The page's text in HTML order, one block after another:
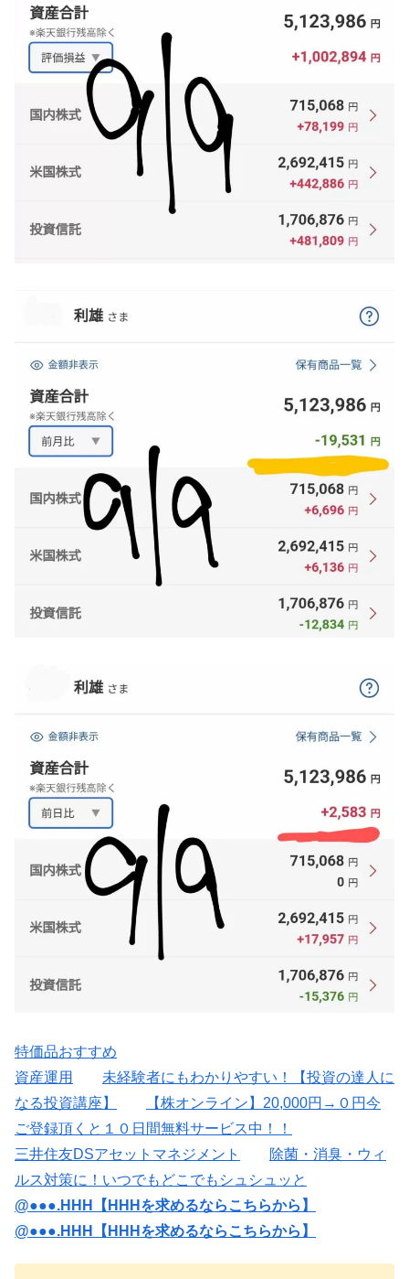
特価品おすすめ
資産運用
未経験者にもわかりやすい！【投資の達人に
なる投資講座】
【株オンライン】20,000円→０円今
ご登録頂くと１０日間無料サービス中！！
三井住友DSアセットマネジメント
除菌・消臭・ウィ
ルス対策に！いつでもどこでもシュシュッと
@●●●.HHH【HHHを求めるならこちらから】
@●●●.HHH【HHHを求めるならこちらから】